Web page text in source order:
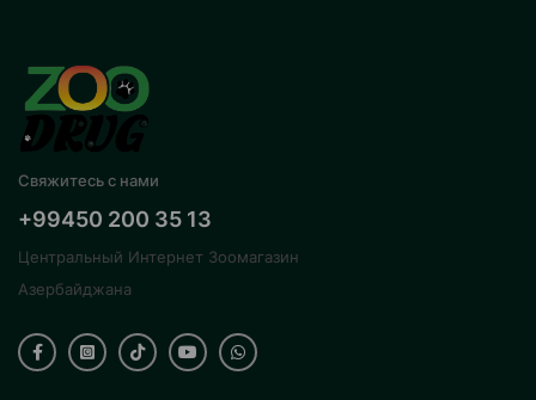
Свяжитесь с нами
+99450 200 35 13
Центральный Интернет Зоомагазин
Азербайджана